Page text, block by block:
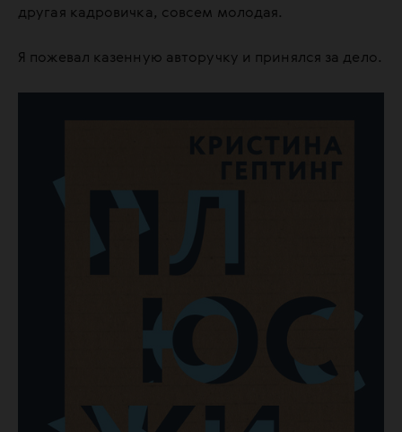
другая кадровичка, совсем молодая.
Я пожевал казенную авторучку и принялся за дело.